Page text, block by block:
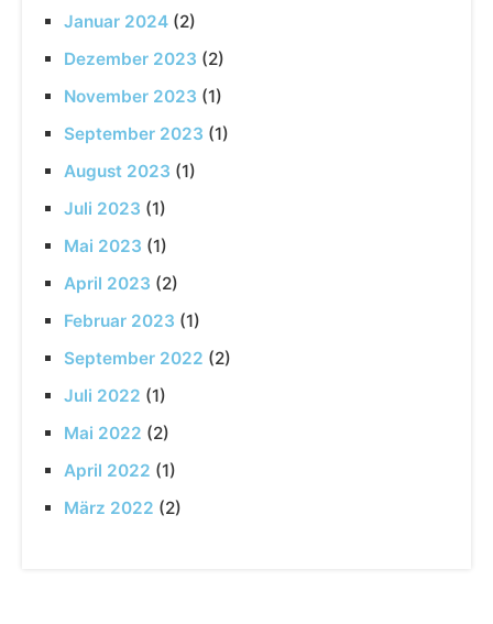
Januar 2024 (2)
Dezember 2023 (2)
November 2023 (1)
September 2023 (1)
August 2023 (1)
Juli 2023 (1)
Mai 2023 (1)
April 2023 (2)
Februar 2023 (1)
September 2022 (2)
Juli 2022 (1)
Mai 2022 (2)
April 2022 (1)
März 2022 (2)